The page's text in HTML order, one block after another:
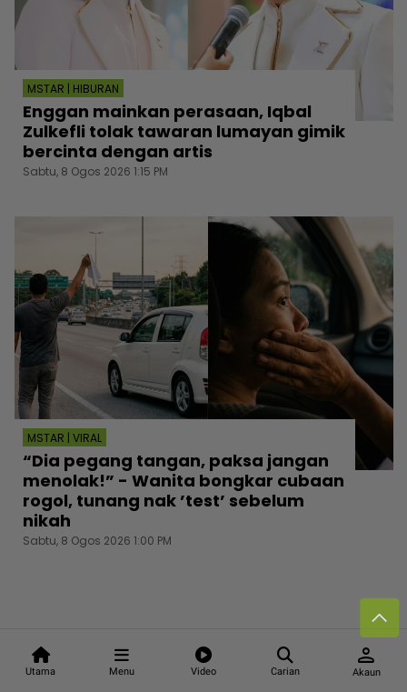
Utama Menu Video Carian
person
Akaun
MSTAR | HIBURAN
Enggan mainkan perasaan, Iqbal
Zulkefli tolak tawaran lumayan gimik
bercinta dengan artis
Sabtu, 8 Ogos 2026 1:15 PM
MSTAR | VIRAL
“Dia pegang tangan, paksa jangan
menolak!” - Wanita bongkar cubaan
rogol, tunang nak ’test’ sebelum
nikah
Sabtu, 8 Ogos 2026 1:00 PM
Follow media sosial kami